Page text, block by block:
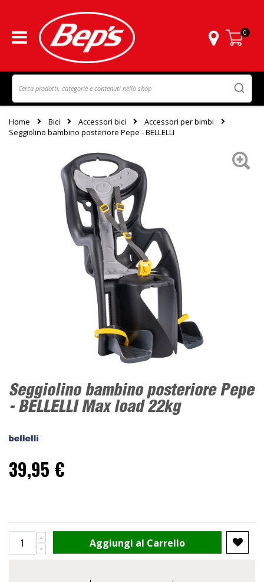
Carrello
0
Home Bici Accessori bici
Accessori per bimbi
Seggiolino bambino posteriore Pepe - BELLELLI
Seggiolino bambino posteriore Pepe
- BELLELLI Max load 22kg
39,95 €
Aggiungi al Carrello